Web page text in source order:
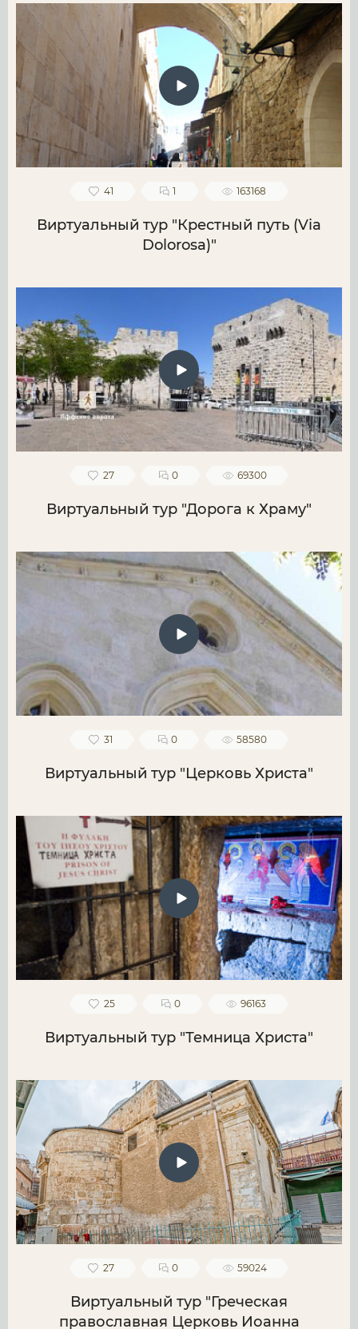
41 1 163168
Виртуальный тур "Крестный путь (Via
Dolorosa)"
27 0 69300
Виртуальный тур "Дорога к Храму"
31 0 58580
Виртуальный тур "Церковь Христа"
25 0 96163
Виртуальный тур "Темница Христа"
27 0 59024
Виртуальный тур "Греческая
православная Церковь Иоанна